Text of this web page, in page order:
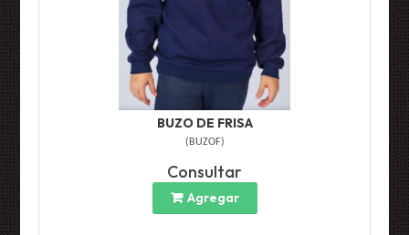
BUZO DE FRISA
( BUZOF)
Consultar
Agregar